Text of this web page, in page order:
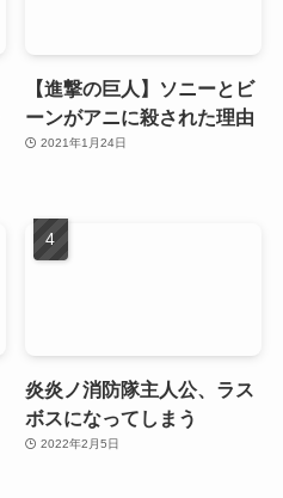
【進撃の巨人】ソニーとビ
ーンがアニに殺された理由
2021年1月24日
炎炎ノ消防隊主人公、ラス
ボスになってしまう
2022年2月5日